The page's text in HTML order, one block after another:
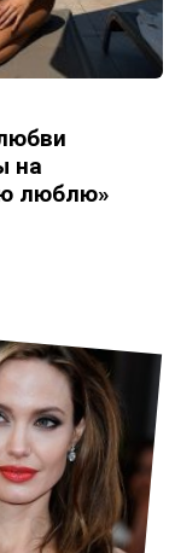
на
люблю»